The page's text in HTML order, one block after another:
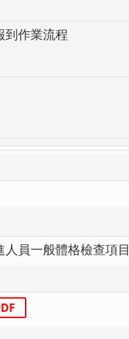
到作業流程
人員一般體格檢查項目